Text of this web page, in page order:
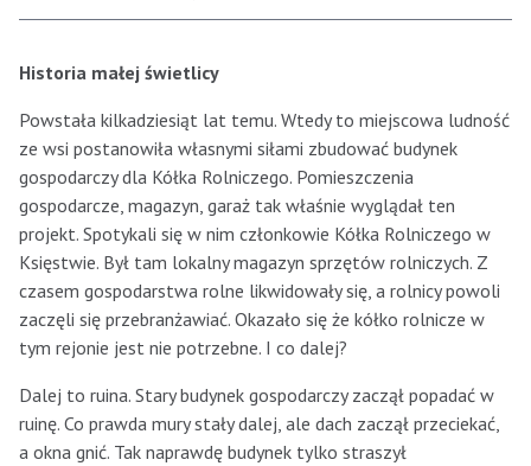
Historia małej świetlicy
Powstała kilkadziesiąt lat temu. Wtedy to miejscowa ludność
ze wsi postanowiła własnymi siłami zbudować budynek
gospodarczy dla Kółka Rolniczego. Pomieszczenia
gospodarcze, magazyn, garaż tak właśnie wyglądał ten
projekt. Spotykali się w nim członkowie Kółka Rolniczego w
Księstwie. Był tam lokalny magazyn sprzętów rolniczych. Z
czasem gospodarstwa rolne likwidowały się, a rolnicy powoli
zaczęli się przebranżawiać. Okazało się że kółko rolnicze w
tym rejonie jest nie potrzebne. I co dalej?
Dalej to ruina. Stary budynek gospodarczy zaczął popadać w
ruinę. Co prawda mury stały dalej, ale dach zaczął przeciekać,
a okna gnić. Tak naprawdę budynek tylko straszył